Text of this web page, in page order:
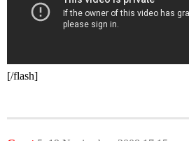
[/flash]